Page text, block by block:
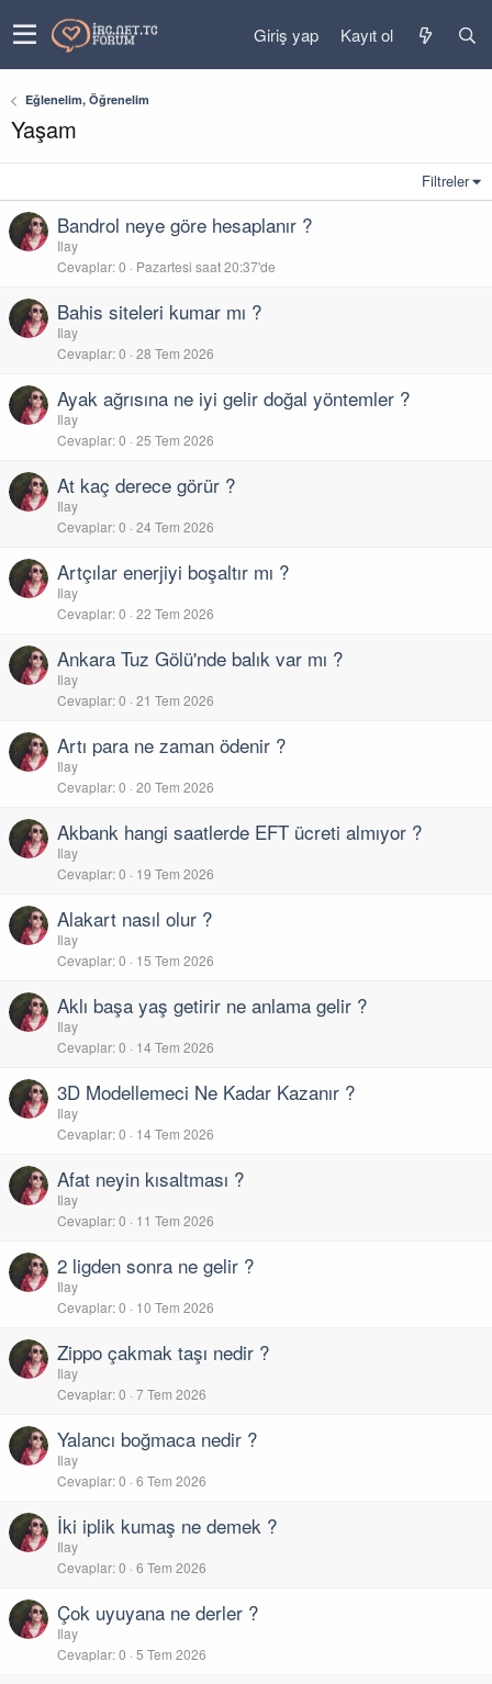
Giriş yap Kayıt ol
Eğlenelim, Öğrenelim
Yaşam
Filtreler
Bandrol neye göre hesaplanır ?
Ilay
Cevaplar 0 Pazartesi saat 20:37'de
Bahis siteleri kumar mı ?
Ilay
Cevaplar 0 28 Tem 2026
Ayak ağrısına ne iyi gelir doğal yöntemler ?
Ilay
Cevaplar 0 25 Tem 2026
At kaç derece görür ?
Ilay
Cevaplar 0 24 Tem 2026
Artçılar enerjiyi boşaltır mı ?
Ilay
Cevaplar 0 22 Tem 2026
Ankara Tuz Gölü'nde balık var mı ?
Ilay
Cevaplar 0 21 Tem 2026
Artı para ne zaman ödenir ?
Ilay
Cevaplar 0 20 Tem 2026
Akbank hangi saatlerde EFT ücreti almıyor ?
Ilay
Cevaplar 0 19 Tem 2026
Alakart nasıl olur ?
Ilay
Cevaplar 0 15 Tem 2026
Aklı başa yaş getirir ne anlama gelir ?
Ilay
Cevaplar 0 14 Tem 2026
3D Modellemeci Ne Kadar Kazanır ?
Ilay
Cevaplar 0 14 Tem 2026
Afat neyin kısaltması ?
Ilay
Cevaplar 0 11 Tem 2026
2 ligden sonra ne gelir ?
Ilay
Cevaplar 0 10 Tem 2026
Zippo çakmak taşı nedir ?
Ilay
Cevaplar 0 7 Tem 2026
Yalancı boğmaca nedir ?
Ilay
Cevaplar 0 6 Tem 2026
İki iplik kumaş ne demek ?
Ilay
Cevaplar 0 6 Tem 2026
Çok uyuyana ne derler ?
Ilay
Cevaplar 0 5 Tem 2026